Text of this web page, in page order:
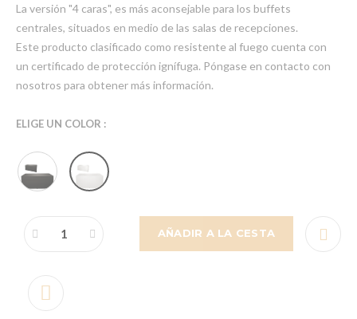
La versión "4 caras", es más aconsejable para los buffets
centrales, situados en medio de las salas de recepciones.
Este producto clasificado como resistente al fuego cuenta con
un certificado de protección ignífuga. Póngase en contacto con
nosotros para obtener más información.
ELIGE UN COLOR :
AÑADIR A LA CESTA